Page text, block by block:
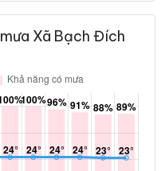
Xã Bạch Đích